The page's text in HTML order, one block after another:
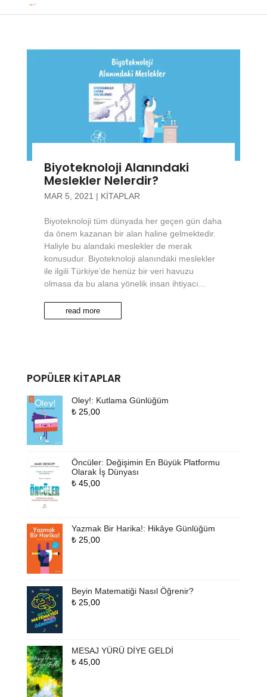
Biyoteknoloji Alanındaki
Meslekler Nelerdir?
MAR 5, 2021 | KITAPLAR
Biyoteknoloji tüm dünyada her geçen gün daha
da önem kazanan bir alan haline gelmektedir.
Haliyle bu alandaki meslekler de merak
konusudur. Biyoteknoloji alanındaki meslekler
ile ilgili Türkiye’de henüz bir veri havuzu
olmasa da bu alana yönelik insan ihtiyacı...
read more
POPÜLER KITAPLAR
Oley!: Kutlama Günlüğüm
₺25,00
Öncüler: Değişimin En Büyük Platformu
Olarak İş Dünyası
₺45,00
Yazmak Bir Harika!: Hikâye Günlüğüm
₺25,00
Beyin Matematiği Nasıl Öğrenir?
₺25,00
MESAJ YÜRÜ DİYE GELDİ
₺45,00